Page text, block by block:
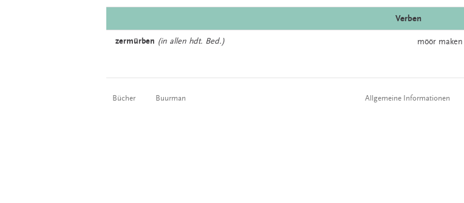
Verben
zermürben (in allen hdt. Bed.) möör maken
Bücher Buurman Allgemeine Informationen